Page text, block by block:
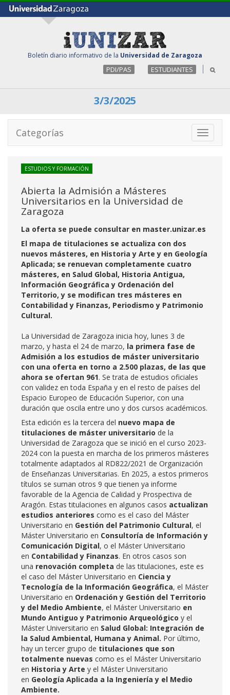
Boletín diario informativo de la Universidad de Zaragoza
PDI/PAS ESTUDIANTES
3/3/2025
Toggle
Categorías
ESTUDIOS Y FORMACIÓN
Abierta la Admisión a Másteres
Universitarios en la Universidad de
Zaragoza
La oferta se puede consultar en master.unizar.es
El mapa de titulaciones se actualiza con dos
nuevos másteres, en Historia y Arte y en Geología
Aplicada; se renuevan completamente cuatro
másteres, en Salud Global, Historia Antigua,
Información Geográfica y Ordenación del
Territorio, y se modifican tres másteres en
Contabilidad y Finanzas, Periodismo y Patrimonio
Cultural.
La Universidad de Zaragoza inicia hoy, lunes 3 de
marzo, y hasta el 24 de marzo, la primera fase de
Admisión a los estudios de máster universitario
con una oferta en torno a 2.500 plazas, de las que
ahora se ofertan 961. Se trata de estudios oficiales
con validez en toda España y en el resto de países del
Espacio Europeo de Educación Superior, con una
duración que oscila entre uno y dos cursos académicos.
Esta edición es la tercera del nuevo mapa de
titulaciones de máster universitario de la
Universidad de Zaragoza que se inició en el curso 2023-
2024 con la puesta en marcha de los primeros másteres
totalmente adaptados al RD822/2021 de Organización
de Enseñanzas Universitarias. En 2025, a estos primeros
títulos se suman otros 9 que tienen ya informe
favorable de la Agencia de Calidad y Prospectiva de
Aragón. Estas titulaciones en algunos casos actualizan
estudios anteriores como es el caso del Máster
Universitario en Gestión del Patrimonio Cultural, el
Máster Universitario en Consultoría de Información y
Comunicación Digital, o el Máster Universitario
en Contabilidad y Finanzas. En otros casos son
una renovación completa de las titulaciones, este es
el caso del Máster Universitario en Ciencia y
Tecnología de la Información Geográfica, el Máster
Universitario en Ordenación y Gestión del Territorio
y del Medio Ambiente, el Máster Universitario en
Mundo Antiguo y Patrimonio Arqueológico y el
Máster Universitario en Salud Global: Integración de
la Salud Ambiental, Humana y Animal. Por último,
hay un tercer grupo de titulaciones que son
totalmente nuevas como es el Máster Universitario
en Historia y Arte y el Máster Universitario
en Geología Aplicada a la Ingeniería y el Medio
Ambiente.